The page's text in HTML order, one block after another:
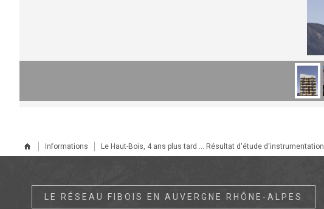
Informations Le Haut-Bois, 4 ans plus tard ... Résultat d'étude d'instrumentation
LE RÉSEAU FIBOIS EN AUVERGNE RHÔNE-ALPES